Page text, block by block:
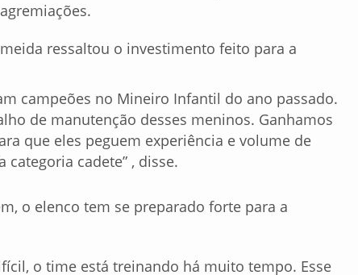
ressaltou o investimento feito para a
campeões no Mineiro Infantil do ano passado.
de manutenção desses meninos. Ganhamos
que eles peguem experiência e volume de
cadete” , disse.
o elenco tem se preparado forte para a
o time está treinando há muito tempo. Esse